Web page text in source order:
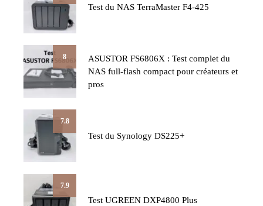
Test du NAS TerraMaster F4-425
8
ASUSTOR FS6806X : Test complet du
NAS full-flash compact pour créateurs et
pros
7.8
Test du Synology DS225+
7.9
Test UGREEN DXP4800 Plus